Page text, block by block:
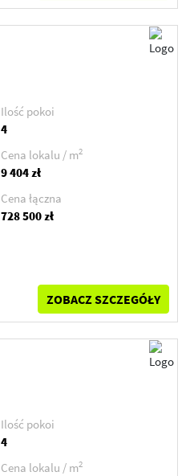
Ilość pokoi
4
Cena lokalu / m2
9 404 zł
Cena łączna
728 500 zł
ZOBACZ SZCZEGÓŁY
Ilość pokoi
4
Cena lokalu / m2